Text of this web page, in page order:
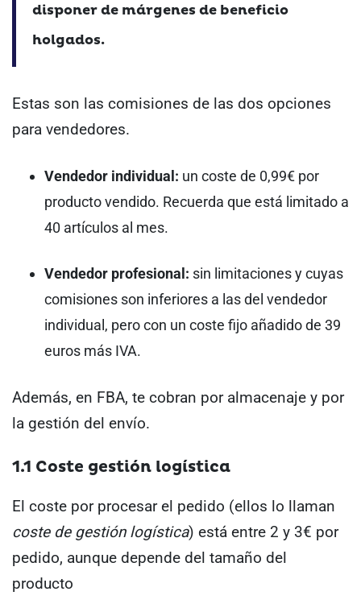
disponer de márgenes de beneficio
holgados.
Estas son las comisiones de las dos opciones
para vendedores.
Vendedor individual: un coste de 0,99€ por
producto vendido. Recuerda que está limitado a
40 artículos al mes.
Vendedor profesional: sin limitaciones y cuyas
comisiones son inferiores a las del vendedor
individual, pero con un coste fijo añadido de 39
euros más IVA.
Además, en FBA, te cobran por almacenaje y por
la gestión del envío.
1.1 Coste gestión logística
El coste por procesar el pedido (ellos lo llaman
coste de gestión logística) está entre 2 y 3€ por
pedido, aunque depende del tamaño del
producto